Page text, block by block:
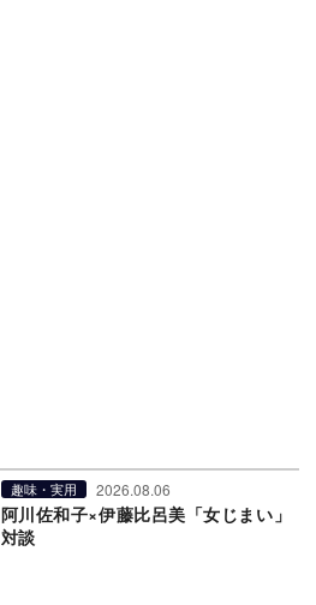
趣味・実用 2026.08.06
阿川佐和子×伊藤比呂美「女じまい」
対談